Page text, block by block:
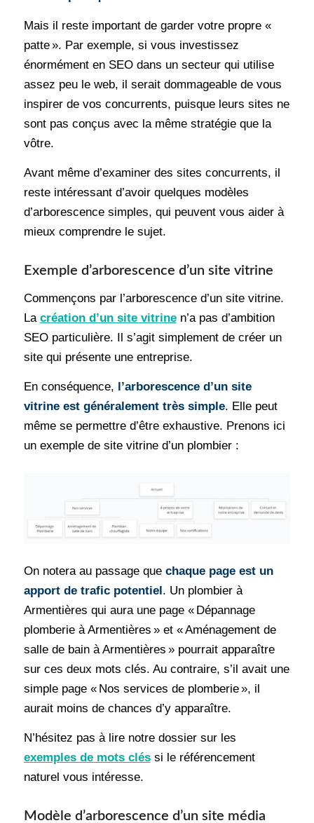
Mais il reste important de garder votre propre «
patte ». Par exemple, si vous investissez
énormément en SEO dans un secteur qui utilise
assez peu le web, il serait dommageable de vous
inspirer de vos concurrents, puisque leurs sites ne
sont pas conçus avec la même stratégie que la
vôtre.
Avant même d’examiner des sites concurrents, il
reste intéressant d’avoir quelques modèles
d’arborescence simples, qui peuvent vous aider à
mieux comprendre le sujet.
Exemple d’arborescence d’un site vitrine
Commençons par l’arborescence d’un site vitrine.
La création d’un site vitrinen’a pas d’ambition
SEO particulière. Il s’agit simplement de créer un
site qui présente une entreprise.
En conséquence, l’arborescence d’un site
vitrine est généralement très simple. Elle peut
même se permettre d’être exhaustive. Prenons ici
un exemple de site vitrine d’un plombier :
On notera au passage que chaque page est un
apport de trafic potentiel. Un plombier à
Armentières qui aura une page « Dépannage
plomberie à Armentières » et « Aménagement de
salle de bain à Armentières » pourrait apparaître
sur ces deux mots clés. Au contraire, s’il avait une
simple page « Nos services de plomberie », il
aurait moins de chances d’y apparaître.
N’hésitez pas à lire notre dossier sur les
exemples de mots cléssi le référencement
naturel vous intéresse.
Modèle d’arborescence d’un site média